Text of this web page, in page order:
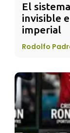
No por nada
delSol.
Los
naturales
y ponen
celebradas
generaliza
El
invisible
imperial
Rodolfo